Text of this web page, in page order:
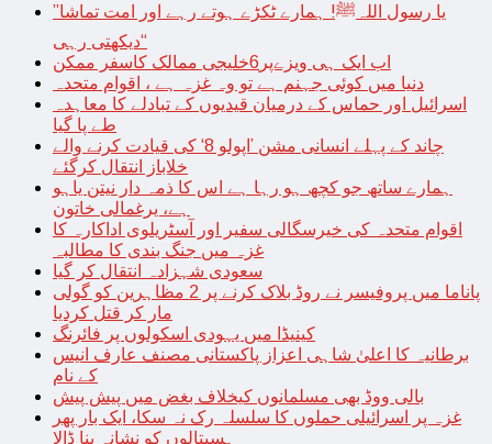
’’یا رسول اللہﷺ! ہمارے ٹکڑے ہوتے رہے اور امت تماشا
دیکھتی رہی‘‘
اب ایک ہی ویزےپر6خلیجی ممالک کاسفر ممکن
دنیا میں کوئی جہنم ہے تو وہ غزہ ہے ، اقوام متحدہ
اسرائیل اور حماس کے درمیان قیدیوں کے تبادلے کا معاہدہ
طے پا گیا
چاند کے پہلے انسانی مشن ’اپولو 8‘ کی قیادت کرنے والے
خلاباز انتقال کرگئے
ہمارے ساتھ جو کچھ ہو رہا ہے اس کا ذمہ دار نیتن یاہو
ہے، یرغمالی خاتون
اقوام متحدہ کی خیرسگالی سفیر اور آسٹریلوی اداکارہ کا
غزہ میں جنگ بندی کا مطالبہ
سعودی شہزادہ انتقال کر گیا
پاناما میں پروفیسر نے روڈ بلاک کرنے پر 2 مظاہرین کو گولی
مار کر قتل کردیا
کینیڈا میں یہودی اسکولوں پر فائرنگ
برطانیہ کا اعلیٰ شاہی اعزاز پاکستانی مصنف عارف انیس
کے نام
بالی ووڈ بھی مسلمانوں کیخلاف بغض میں پیش پیش
غزہ پر اسرائیلی حملوں کا سلسلہ رک نہ سکا، ایک بار پھر
ہسپتالوں کو نشانہ بنا ڈالا